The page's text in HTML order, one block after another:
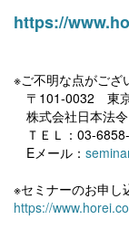
https://
※ご不明な点がござ
〒101-0032 東
株式会社日本法
ＴＥＬ：03-
Eメール：
※セミナーのお申し
https://